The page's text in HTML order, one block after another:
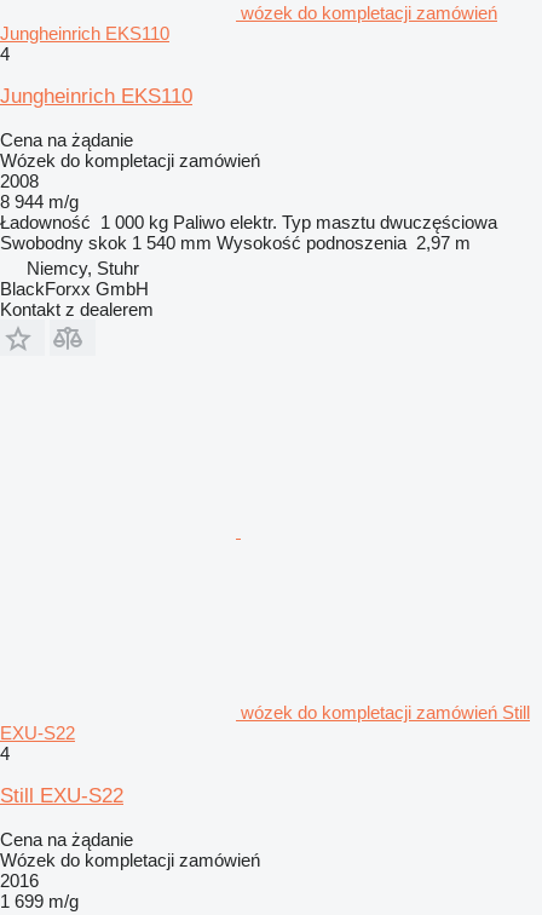
wózek do kompletacji zamówień
Jungheinrich EKS110
4
Jungheinrich EKS110
Cena na żądanie
Wózek do kompletacji zamówień
2008
8 944 m/g
Ładowność 1 000 kg Paliwo elektr. Typ masztu dwuczęściowa
Swobodny skok 1 540 mm Wysokość podnoszenia 2,97 m
Niemcy, Stuhr
BlackForxx GmbH
Kontakt z dealerem
wózek do kompletacji zamówień Still
EXU-S22
4
Still EXU-S22
Cena na żądanie
Wózek do kompletacji zamówień
2016
1 699 m/g